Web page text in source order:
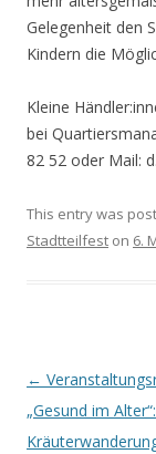
Gelegenheit den
Kindern die
Kleine
bei
82 52 oder Mail:
This entry was
Stadtteilfest on 6.
Post navigation
←
„Gesund im Alter“: